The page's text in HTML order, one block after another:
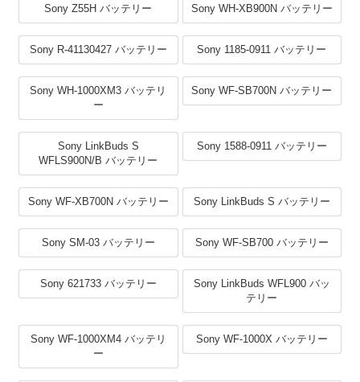
Sony Z55H バッテリー Sony WH-XB900N バッテリー
Sony R-41130427 バッテリー Sony 1185-0911 バッテリー
Sony WH-1000XM3 バッテリ
ー
Sony WF-SB700N バッテリー
Sony LinkBuds S
WFLS900N/B バッテリー
Sony 1588-0911 バッテリー
Sony WF-XB700N バッテリー Sony LinkBuds S バッテリー
Sony SM-03 バッテリー Sony WF-SB700 バッテリー
Sony 621733 バッテリー
Sony LinkBuds WFL900 バッ
テリー
Sony WF-1000XM4 バッテリ
ー
Sony WF-1000X バッテリー